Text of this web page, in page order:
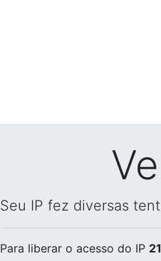
Seu IP fez diversas
Para liberar o acesso do IP